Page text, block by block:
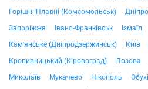
Горішні Плавні (Комсомольськ)
Дніпро
Запоріжжя
Івано-Франківськ Ізмаїл
Кам'янське (Дніпродзержинськ)
Київ
Кропивницький (Кіровоград)
Лозова
Миколаїв
Мукачево Нікополь